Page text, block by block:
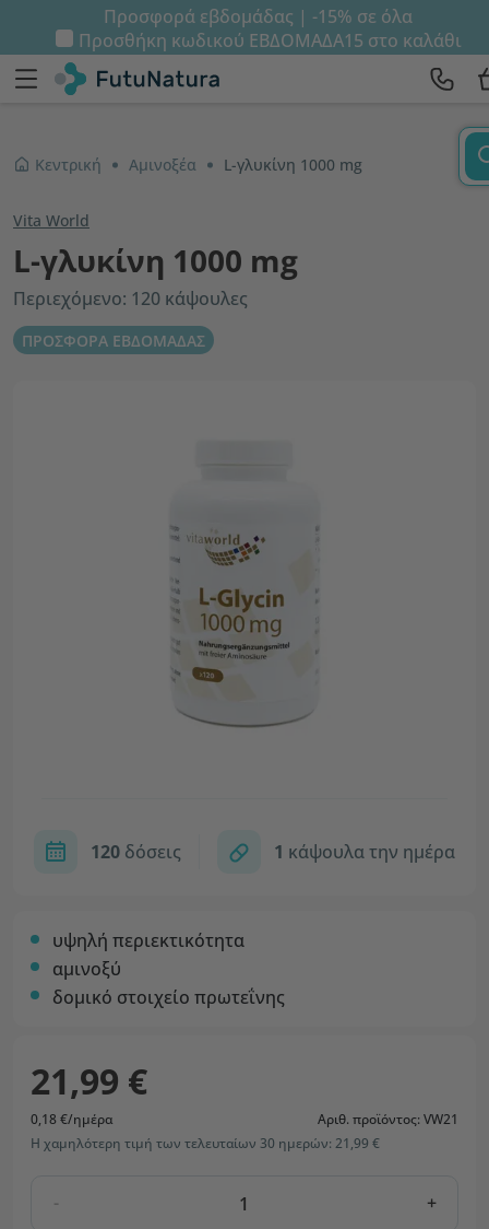
Προσφορά εβδομάδας | -15% σε όλα
Προσθήκη κωδικού ΕΒΔΟΜΑΔΑ15 στο καλάθι
Κεντρική Αμινοξέα L-γλυκίνη 1000 mg
Vita World
L-γλυκίνη 1000 mg
Περιεχόμενο: 120 κάψουλες
ΠΡΟΣΦΟΡΑ ΕΒΔΟΜΑΔΑΣ
120 δόσεις 1 κάψουλα την ημέρα
υψηλή περιεκτικότητα
αμινοξύ
δομικό στοιχείο πρωτεΐνης
21,99 €
0,18 €/ημέρα
Αριθ. προϊόντος: VW21
Η χαμηλότερη τιμή των τελευταίων 30 ημερών: 21,99 €
- +